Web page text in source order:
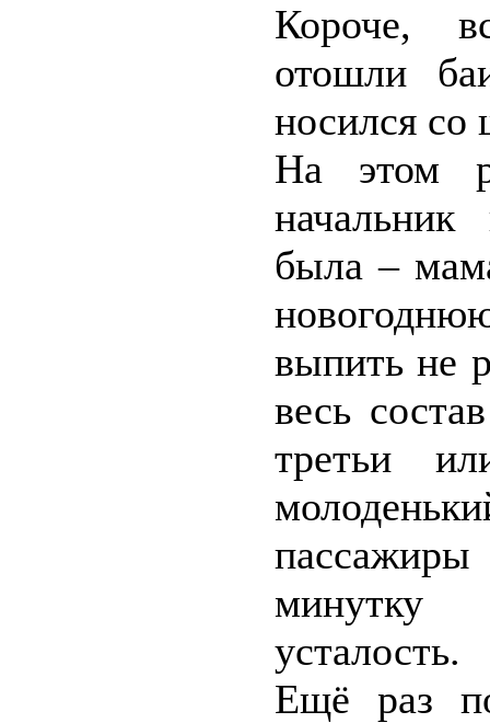
Короче,
отошли
носился
На этом
была –
выпить не
весь
третьи
минутку
Ещё раз